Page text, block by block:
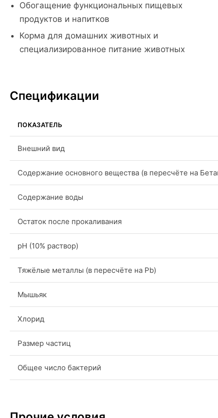
Обогащение функциональных пищевых
продуктов и напитков
Корма для домашних животных и
специализированное питание животных
Спецификации
ПОКАЗАТЕЛЬ
Внешний вид
Содержание основного вещества (в пересчёте на
Содержание воды
Остаток после прокаливания
pH (10% раствор)
Тяжёлые металлы (в пересчёте на Pb)
Мышьяк
Хлорид
Размер частиц
Общее число бактерий